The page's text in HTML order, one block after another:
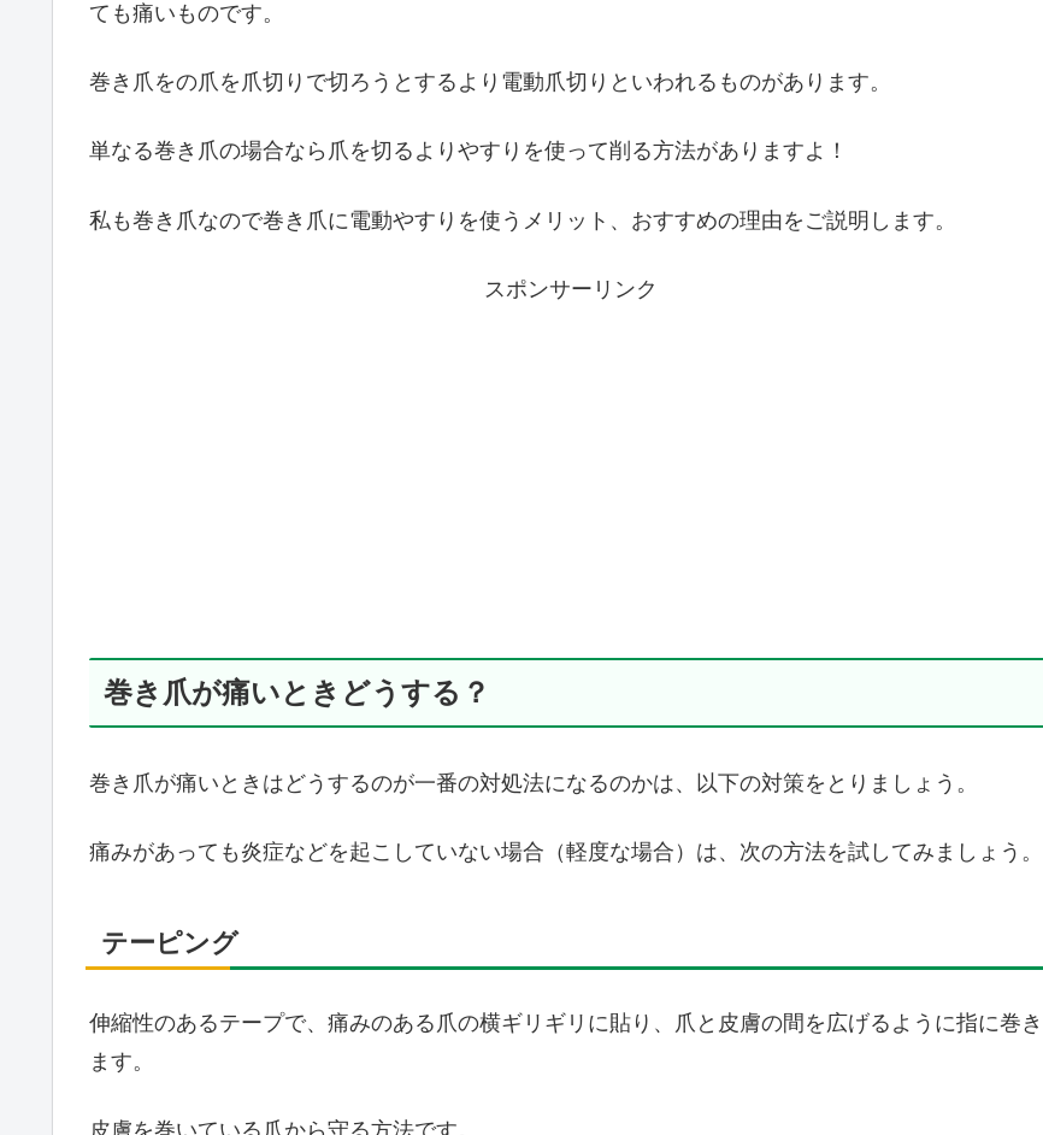
ても痛いものです。
巻き爪をの爪を爪切りで切ろうとするより電動爪切りといわれるものがあります。
単なる巻き爪の場合なら爪を切るよりやすりを使って削る方法がありますよ！
私も巻き爪なので巻き爪に電動やすりを使うメリット、おすすめの理由をご説明します。
スポンサーリンク
巻き爪が痛いときどうする？
巻き爪が痛いときはどうするのが一番の対処法になるのかは、以下の対策をとりましょう。
痛みがあっても炎症などを起こしていない場合（軽度な場合）は、次の方法を試してみましょう。
テーピング
伸縮性のあるテープで、痛みのある爪の横ギリギリに貼り、爪と皮膚の間を広げるように指に巻き
ます。